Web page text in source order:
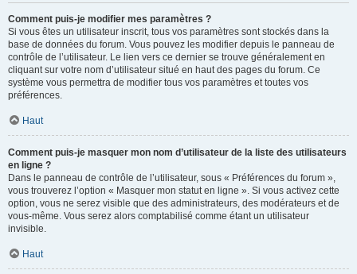
Comment puis-je modifier mes paramètres ?
Si vous êtes un utilisateur inscrit, tous vos paramètres sont stockés dans la
base de données du forum. Vous pouvez les modifier depuis le panneau de
contrôle de l’utilisateur. Le lien vers ce dernier se trouve généralement en
cliquant sur votre nom d’utilisateur situé en haut des pages du forum. Ce
système vous permettra de modifier tous vos paramètres et toutes vos
préférences.
Haut
Comment puis-je masquer mon nom d’utilisateur de la liste des utilisateurs
en ligne ?
Dans le panneau de contrôle de l’utilisateur, sous « Préférences du forum »,
vous trouverez l’option « Masquer mon statut en ligne ». Si vous activez cette
option, vous ne serez visible que des administrateurs, des modérateurs et de
vous-même. Vous serez alors comptabilisé comme étant un utilisateur
invisible.
Haut